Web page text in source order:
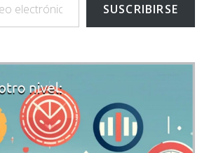
SUSCRIBIRSE